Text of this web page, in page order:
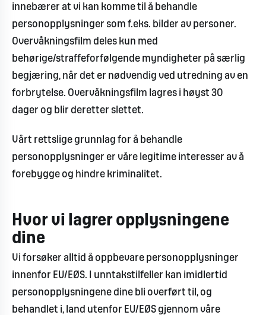
innebærer at vi kan komme til å behandle
personopplysninger som f.eks. bilder av personer.
Overvåkningsfilm deles kun med
behørige/straffeforfølgende myndigheter på særlig
begjæring, når det er nødvendig ved utredning av en
forbrytelse. Overvåkningsfilm lagres i høyst 30
dager og blir deretter slettet.
Vårt rettslige grunnlag for å behandle
personopplysninger er våre legitime interesser av å
forebygge og hindre kriminalitet.
Hvor vi lagrer opplysningene
dine
Vi forsøker alltid å oppbevare personopplysninger
innenfor EU/EØS. I unntakstilfeller kan imidlertid
personopplysningene dine bli overført til, og
behandlet i, land utenfor EU/EØS gjennom våre